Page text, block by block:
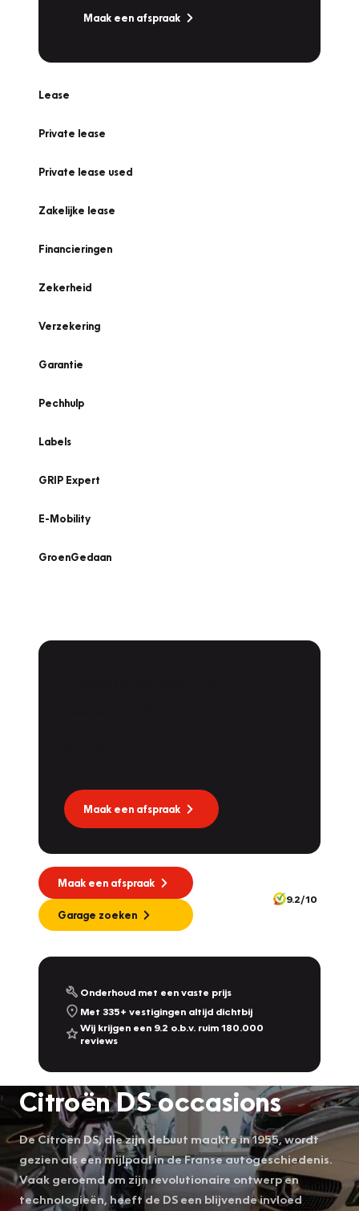
Maak een afspraak
Lease
Private lease
Private lease used
Zakelijke lease
Financieringen
Zekerheid
Verzekering
Garantie
Pechhulp
Labels
GRIP Expert
E-Mobility
GroenGedaan
Maak een afspraak
Maak een afspraak
Garage zoeken
9.2/10
Onderhoud met een vaste prijs
Met 335+ vestigingen altijd dichtbij
Wij krijgen een 9.2 o.b.v. ruim 180.000
reviews
Citroën DS occasions
De Citroën DS, die zijn debuut maakte in 1955, wordt
gezien als een mijlpaal in de Franse autogeschiedenis.
Vaak geroemd om zijn revolutionaire ontwerp en
technologieën, heeft de DS een blijvende invloed